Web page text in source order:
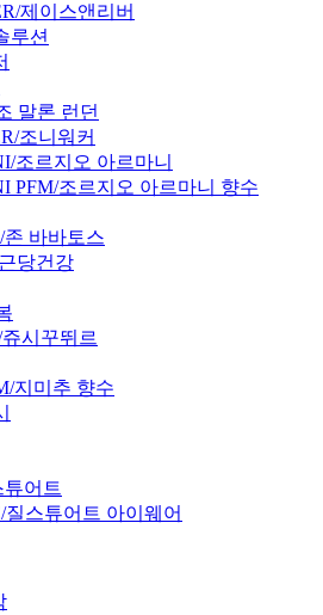
제이스앤리버
루션
말론 런던
조니워커
조르지오 아르마니
PFM/조르지오 아르마니 향수
존 바바토스
당건강
시꾸뛰르
지미추 향수
튜어트
스튜어트 아이웨어